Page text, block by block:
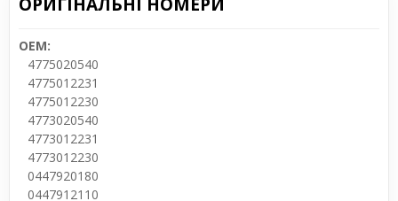
OEM:
4775020540
4775012231
4775012230
4773020540
4773012231
4773012230
0447920180
0447912110